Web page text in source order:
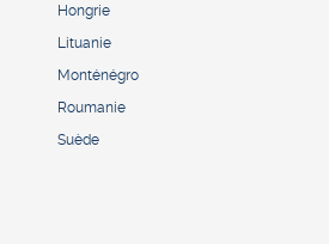
Hongrie
Lituanie
Monténégro
Roumanie
Suède